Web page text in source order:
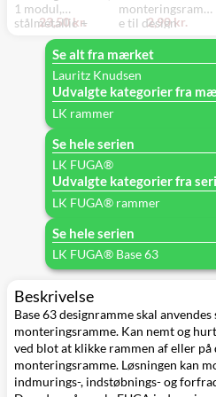
1 modul,
stålmetallic +
teknisk
monteringsramm
23,50 kr.
monteringsramm
e til design
ramme, 1 modul,
grå
2,90 kr.
Se alt fra mærket
Lauritz Knudsen
Udvalgte kategorier fra
LK rammer
Se hele serien
LK FUGA®
Udvalgte kategorier fra
LK FUGA® rammer
Se hele serien
LK FUGA® Base 63
Beskrivelse
Base 63 designramme skal
monteringsramme. Kan nemt og
ved blot at klikke rammen af eller på
monteringsramme. Løsningen kan
indmurings-, indstøbnings- og